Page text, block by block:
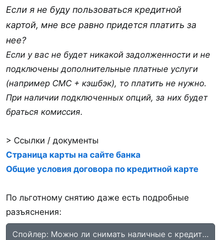
Если я не буду пользоваться кредитной
картой, мне все равно придется платить за
нее?
Если у вас не будет никакой задолженности и не
подключены дополнительные платные услуги
(например СМС + кэшбэк), то платить не нужно.
При наличии подключенных опций, за них будет
браться комиссия.
> Ссылки / документы
Страница карты на сайте банка
Общие условия договора по кредитной карте
По льготному снятию даже есть подробные
разъяснения:
Спойлер: Можно ли снимать наличные с кредитной